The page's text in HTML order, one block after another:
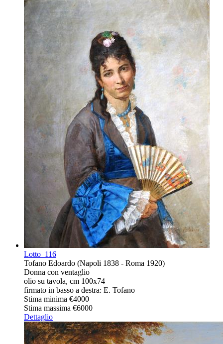
Lotto 116
Tofano Edoardo (Napoli 1838 - Roma 1920)
Donna con ventaglio
olio su tavola, cm 100x74
firmato in basso a destra: E. Tofano
Stima minima €4000
Stima massima €6000
Dettaglio